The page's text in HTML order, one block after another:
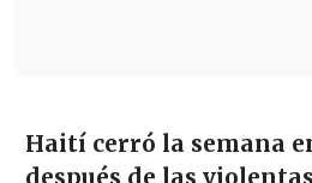
Haití cerró la semana
después de las